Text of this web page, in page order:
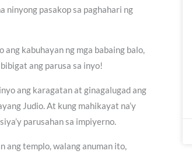
ninyong pasakop sa paghahari ng
ang kabuhayan ng mga babaing balo,
ang parusa sa inyo!
ang karagatan at ginagalugad ang
Judio. At kung mahikayat na’y
parusahan sa impiyerno.
ang templo, walang anuman ito,